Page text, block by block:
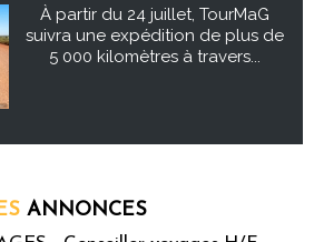
À partir du 24 juillet, TourMaG
suivra une expédition de plus de
5 000 kilomètres à travers...
ANNONCES